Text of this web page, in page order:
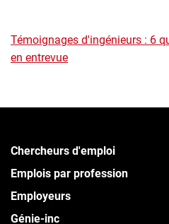
Témoignages d'ingénieurs : 6
en entrevue
Chercheurs d'emploi
Emplois par profession
Employeurs
Génie-inc